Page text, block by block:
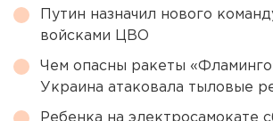
Путин назначил нового
войсками ЦВО
Чем опасны ракеты
Украина атаковала тыловые
Ребенка на электросамокате